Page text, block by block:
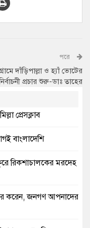
পরে
দাঁড়িপাল্লা ও হ্যাঁ ভোটের
প্রচার শুরু-ডাঃ তাহের
প্রেসক্লাব
বাংলাদেশি
রিকশাচালকের মরদেহ
করেন, জনগণ আপনাদের